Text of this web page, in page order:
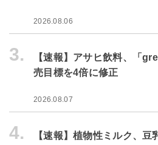
2026.08.06
3.
【速報】アサヒ飲料、「
売目標を4倍に修正
2026.08.07
4.
【速報】植物性ミルク、